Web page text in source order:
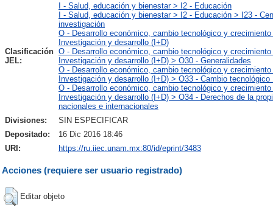
Clasificación
JEL:
I - Salud, educación y bienestar > I2 - Educación
I - Salud, educación y bienestar > I2 - Educación > I23 -
investigación
O - Desarrollo económico, cambio tecnológico y
Investigación y desarrollo (I+D)
O - Desarrollo económico, cambio tecnológico y
Investigación y desarrollo (I+D) > O30 - Generalidades
O - Desarrollo económico, cambio tecnológico y
Investigación y desarrollo (I+D) > O33 - Cambio
O - Desarrollo económico, cambio tecnológico y
Investigación y desarrollo (I+D) > O34 - Derechos de la
nacionales e internacionales
Divisiones:
SIN ESPECIFICAR
Depositado:
16 Dic 2016 18:46
URI:
https://ru.iiec.unam.mx:80/id/eprint/3483
Acciones (requiere ser usuario registrado)
Editar objeto